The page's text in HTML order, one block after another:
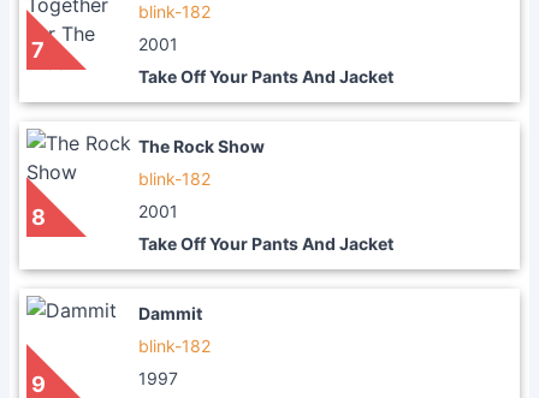
7
blink-182
2001
Take Off Your Pants And Jacket
8
The Rock Show
blink-182
2001
Take Off Your Pants And Jacket
9
Dammit
blink-182
1997